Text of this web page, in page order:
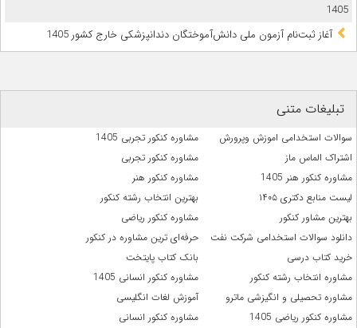
1405
آغاز ثبت‌نام آزمون ملی دانش‌آموختگان دندانپزشکی خارج کشور 1405
تبلیغات متنی
سوالات استخدامی اموزش وپرورش
مشاوره کنکور تجربی 1405
اشتراک الماس ماز
مشاوره کنکور تجربی
مشاوره کنکور هنر 1405
مشاوره کنکور هنر
لیست منابع دکتری ۱۴۰۵
بهترین انتخاب رشته کنکور
بهترین مشاور کنکور
مشاوره کنکور ریاضی
دانلود سوالات استخدامی شرکت نفت
حرفه‌ای ترین مشاوره در کنکور
خرید کتاب درسی
بانک کتاب پایتخت
مشاوره انتخاب رشته کنکور
مشاوره کنکور انسانی 1405
مشاوره تحصیلی و انگیزشی ماترو
آموزش لغات انگلیسی
مشاوره کنکور ریاضی 1405
مشاوره کنکور انسانی